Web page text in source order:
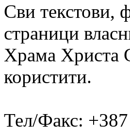
Сви текстови,
страници
Храма Христа
користити.
Тел/Факс: